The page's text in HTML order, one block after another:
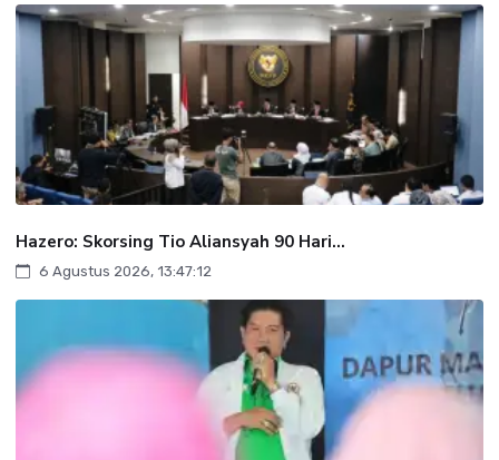
Hazero: Skorsing Tio Aliansyah 90 Hari...
6 Agustus 2026, 13:47:12